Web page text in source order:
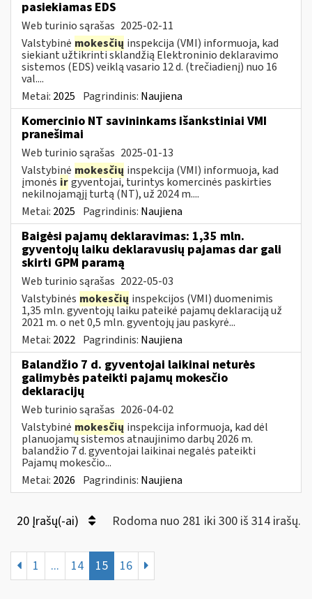
pasiekiamas EDS
Web turinio sąrašas 2025-02-11
Valstybinė mokesčių inspekcija (VMI) informuoja, kad
siekiant užtikrinti sklandžią Elektroninio deklaravimo
sistemos (EDS) veiklą vasario 12 d. (trečiadienį) nuo 16
val....
Metai: 2025 Pagrindinis: Naujiena
Komercinio NT savininkams išankstiniai VMI
pranešimai
Web turinio sąrašas 2025-01-13
Valstybinė mokesčių inspekcija (VMI) informuoja, kad
įmonės irgyventojai, turintys komercinės paskirties
nekilnojamąjį turtą (NT), už 2024 m....
Metai: 2025 Pagrindinis: Naujiena
Baigėsi pajamų deklaravimas: 1,35 mln.
gyventojų laiku deklaravusių pajamas dar gali
skirti GPM paramą
Web turinio sąrašas 2022-05-03
Valstybinės mokesčių inspekcijos (VMI) duomenimis
1,35 mln. gyventojų laiku pateikė pajamų deklaraciją už
2021 m. o net 0,5 mln. gyventojų jau paskyrė...
Metai: 2022 Pagrindinis: Naujiena
Balandžio 7 d. gyventojai laikinai neturės
galimybės pateikti pajamų mokesčio
deklaracijų
Web turinio sąrašas 2026-04-02
Valstybinė mokesčių inspekcija informuoja, kad dėl
planuojamų sistemos atnaujinimo darbų 2026 m.
balandžio 7 d. gyventojai laikinai negalės pateikti
Pajamų mokesčio...
Metai: 2026 Pagrindinis: Naujiena
20 Įrašų(-ai) Rodoma nuo 281 iki 300 iš 314 irašų.
1 ... 14 15 16